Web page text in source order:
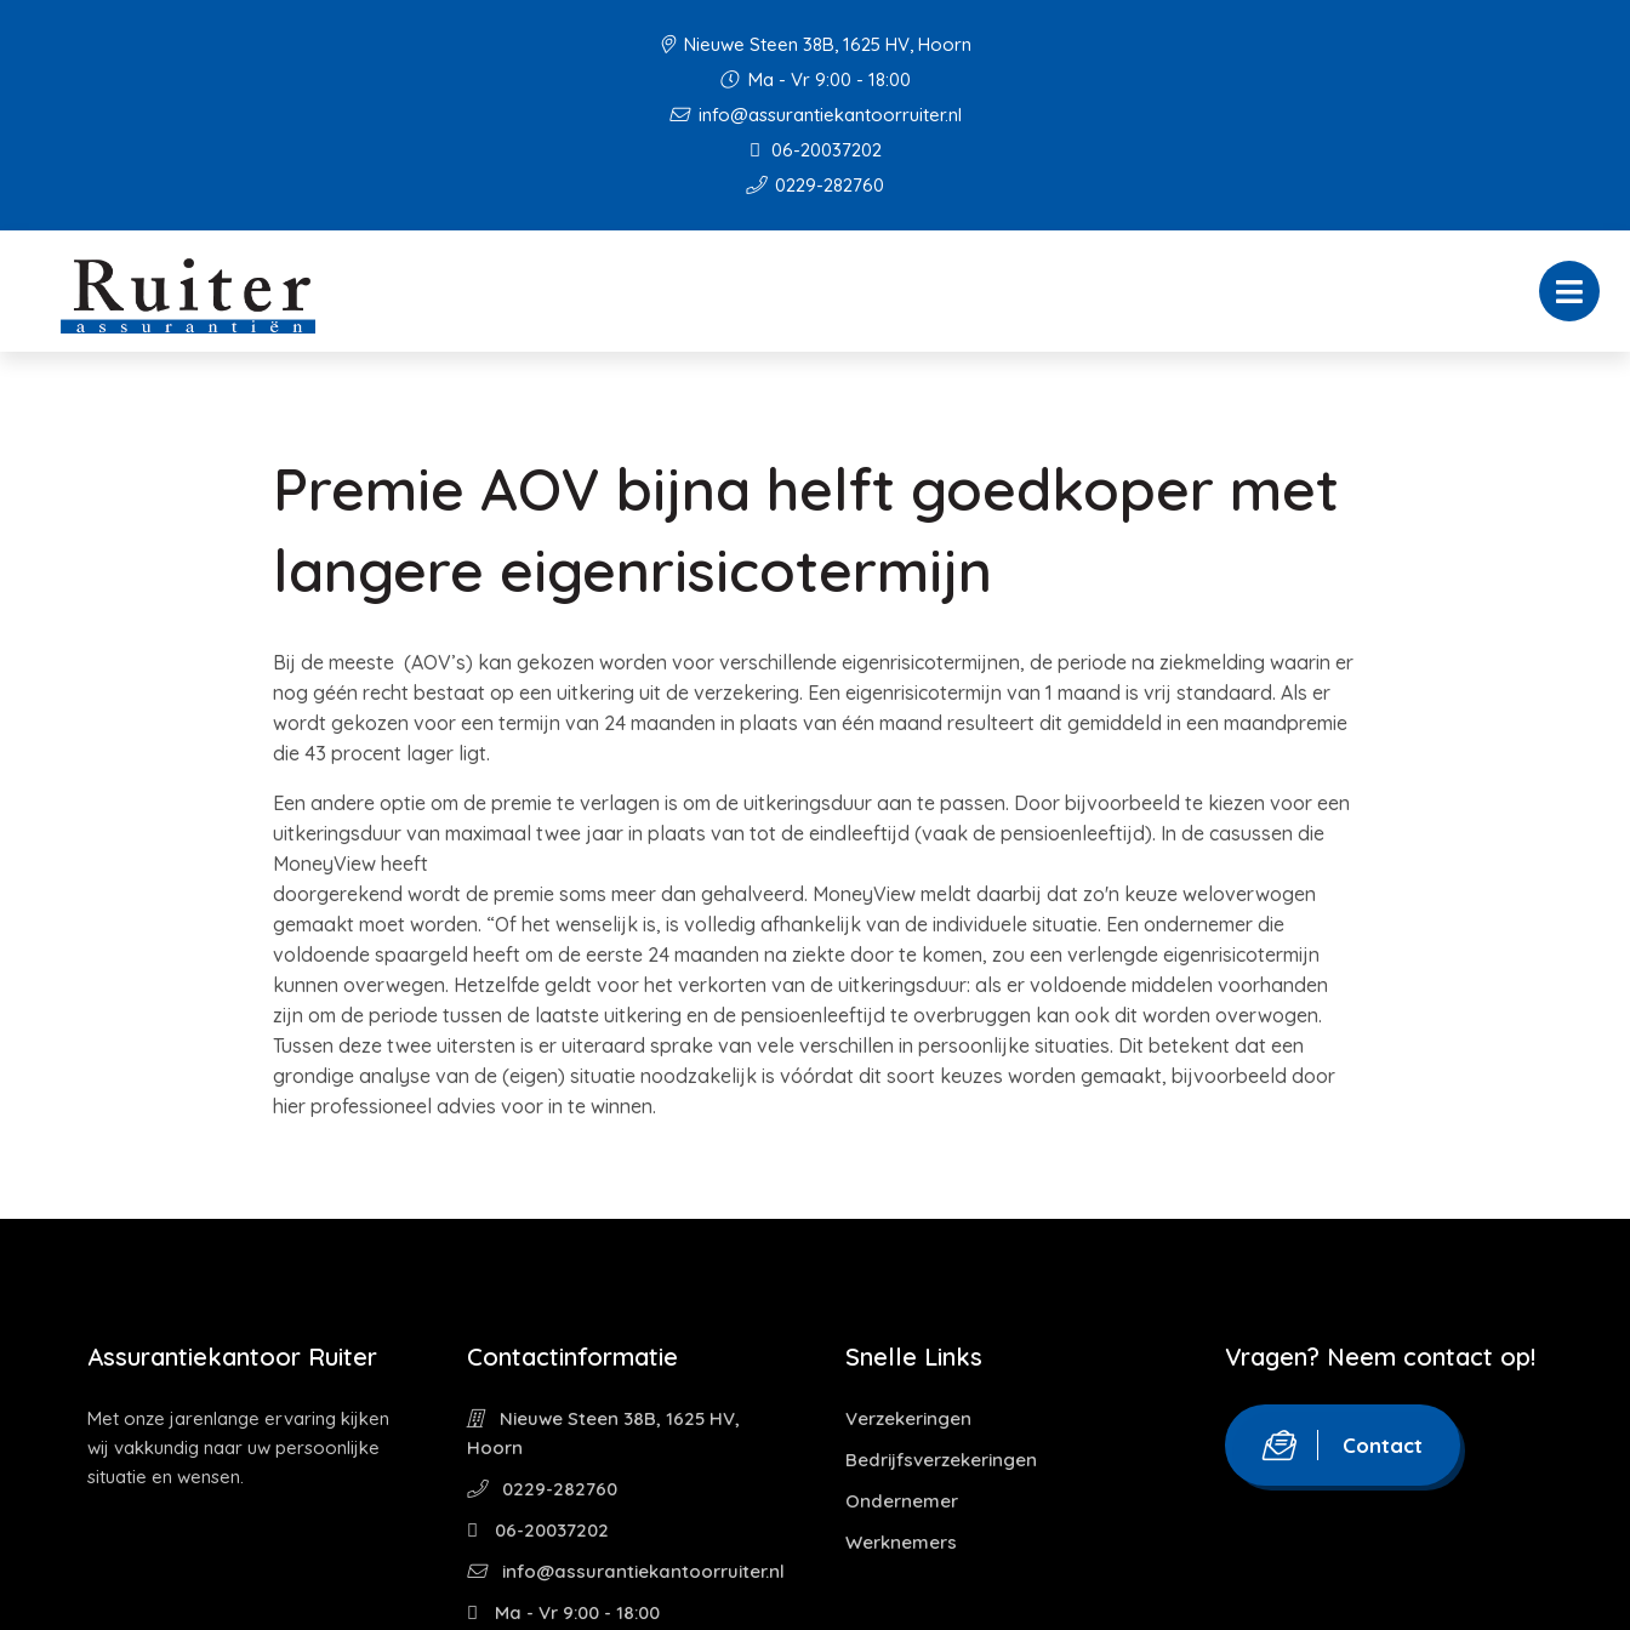
Nieuwe Steen 38B, 1625 HV, Hoorn
Ma - Vr 9:00 - 18:00
info@assurantiekantoorruiter.nl
06-20037202
0229-282760
Premie AOV bijna helft goedkoper met
langere eigenrisicotermijn
Bij de meeste (AOV’s) kan gekozen worden voor verschillende eigenrisicotermijnen, de periode na ziekmelding waarin er
nog géén recht bestaat op een uitkering uit de verzekering. Een eigenrisicotermijn van 1 maand is vrij standaard. Als er
wordt gekozen voor een termijn van 24 maanden in plaats van één maand resulteert dit gemiddeld in een maandpremie
die 43 procent lager ligt.
Een andere optie om de premie te verlagen is om de uitkeringsduur aan te passen. Door bijvoorbeeld te kiezen voor een
uitkeringsduur van maximaal twee jaar in plaats van tot de eindleeftijd (vaak de pensioenleeftijd). In de casussen die
MoneyView heeft
doorgerekend wordt de premie soms meer dan gehalveerd. MoneyView meldt daarbij dat zo'n keuze weloverwogen
gemaakt moet worden. “Of het wenselijk is, is volledig afhankelijk van de individuele situatie. Een ondernemer die
voldoende spaargeld heeft om de eerste 24 maanden na ziekte door te komen, zou een verlengde eigenrisicotermijn
kunnen overwegen. Hetzelfde geldt voor het verkorten van de uitkeringsduur: als er voldoende middelen voorhanden
zijn om de periode tussen de laatste uitkering en de pensioenleeftijd te overbruggen kan ook dit worden overwogen.
Tussen deze twee uitersten is er uiteraard sprake van vele verschillen in persoonlijke situaties. Dit betekent dat een
grondige analyse van de (eigen) situatie noodzakelijk is vóórdat dit soort keuzes worden gemaakt, bijvoorbeeld door
hier professioneel advies voor in te winnen.
Assurantiekantoor Ruiter
Met onze jarenlange ervaring kijken
wij vakkundig naar uw persoonlijke
situatie en wensen.
Contactinformatie
Nieuwe Steen 38B, 1625 HV,
Hoorn
0229-282760
06-20037202
info@assurantiekantoorruiter.nl
Ma - Vr 9:00 - 18:00
Snelle Links
Verzekeringen
Bedrijfsverzekeringen
Ondernemer
Werknemers
Vragen? Neem contact op!
Contact